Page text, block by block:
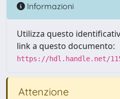
Informazioni
Utilizza questo
link a questo documento:
https://hdl.handle.net/
Attenzione